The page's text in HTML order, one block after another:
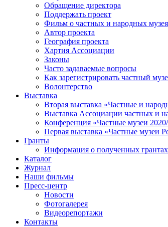
Обращение директора
Поддержать проект
Фильм о частных и народных
Автор проекта
География проекта
Хартия Ассоциации
Законы
Часто задаваемые вопросы
Как зарегистрировать частный
Волонтерство
Выставка
Вторая выставка «Частные и
Выставка Ассоциации частных и
Конференция «Частные музеи
Первая выставка «Частные музеи
Гранты
Информация о полученных грантах
Каталог
Журнал
Наши фильмы
Пресс-центр
Новости
Фотогалерея
Видеорепортажи
Контакты